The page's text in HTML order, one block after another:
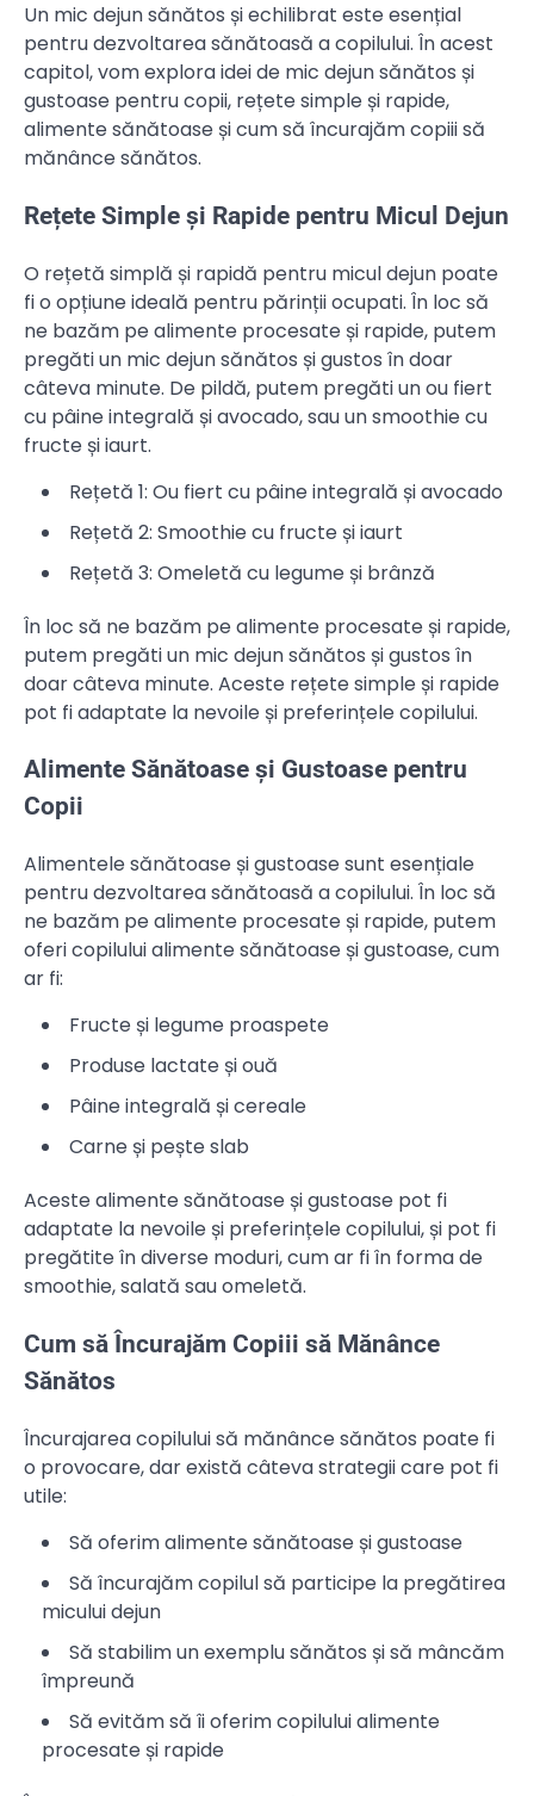
Un mic dejun sănătos și echilibrat este esențial
pentru dezvoltarea sănătoasă a copilului. În acest
capitol, vom explora idei de mic dejun sănătos și
gustoase pentru copii, rețete simple și rapide,
alimente sănătoase și cum să încurajăm copiii să
mănânce sănătos.
Rețete Simple și Rapide pentru Micul Dejun
O rețetă simplă și rapidă pentru micul dejun poate
fi o opțiune ideală pentru părinții ocupati. În loc să
ne bazăm pe alimente procesate și rapide, putem
pregăti un mic dejun sănătos și gustos în doar
câteva minute. De pildă, putem pregăti un ou fiert
cu pâine integrală și avocado, sau un smoothie cu
fructe și iaurt.
Rețetă 1: Ou fiert cu pâine integrală și avocado
Rețetă 2: Smoothie cu fructe și iaurt
Rețetă 3: Omeletă cu legume și brânză
În loc să ne bazăm pe alimente procesate și rapide,
putem pregăti un mic dejun sănătos și gustos în
doar câteva minute. Aceste rețete simple și rapide
pot fi adaptate la nevoile și preferințele copilului.
Alimente Sănătoase și Gustoase pentru
Copii
Alimentele sănătoase și gustoase sunt esențiale
pentru dezvoltarea sănătoasă a copilului. În loc să
ne bazăm pe alimente procesate și rapide, putem
oferi copilului alimente sănătoase și gustoase, cum
ar fi:
Fructe și legume proaspete
Produse lactate și ouă
Pâine integrală și cereale
Carne și pește slab
Aceste alimente sănătoase și gustoase pot fi
adaptate la nevoile și preferințele copilului, și pot fi
pregătite în diverse moduri, cum ar fi în forma de
smoothie, salată sau omeletă.
Cum să Încurajăm Copiii să Mănânce
Sănătos
Încurajarea copilului să mănânce sănătos poate fi
o provocare, dar există câteva strategii care pot fi
utile:
Să oferim alimente sănătoase și gustoase
Să încurajăm copilul să participe la pregătirea
micului dejun
Să stabilim un exemplu sănătos și să mâncăm
împreună
Să evităm să îi oferim copilului alimente
procesate și rapide